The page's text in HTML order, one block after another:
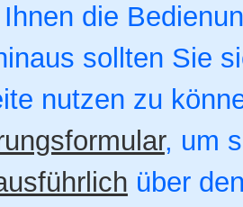
die
sollten Sie
nutzen zu
, um
über